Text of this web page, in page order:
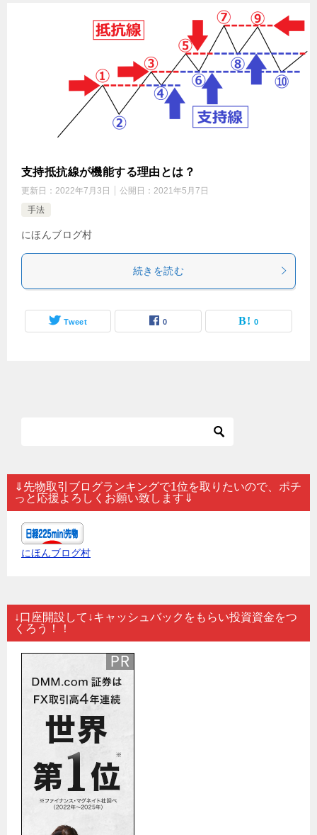
支持抵抗線が機能する理由とは？
更新日： 2022年7月3日 公開日： 2021年5月7日
手法
にほんブログ村
続きを読む
Tweet 0 0
⇓先物取引ブログランキングで1位を取りたいので、ポチ
っと応援よろしくお願い致します⇓
にほんブログ村
↓口座開設して↓キャッシュバックをもらい投資資金をつ
くろう！！